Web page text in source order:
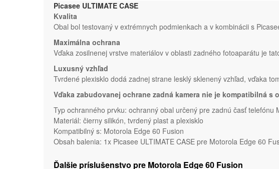
Picasee ULTIMATE CASE
Kvalita
Obal bol testovaný v extrémnych podmienkach a v kombinácii s
Maximálna ochrana
Vďaka zosilnenej vrstve materiálov v oblasti zadného fotoaparátu je
Luxusný vzhľad
Tvrdené plexisklo dodá zadnej strane lesklý sklenený vzhľad, vďaka
Vďaka zabudovanej ochrane zadná kamera nie je kompatibilná s
Typ ochranného prvku: ochranný obal určený pre zadnú časť telefónu
Materiál: čierny silikón, tvrdený plast a plexisklo
Kompatibilný s: Motorola Edge 60 Fusion
Obsah balenia: 1x Picasee ULTIMATE CASE pre Motorola Edge 60
Ďalšie príslušenstvo pre Motorola Edge 60 Fusion